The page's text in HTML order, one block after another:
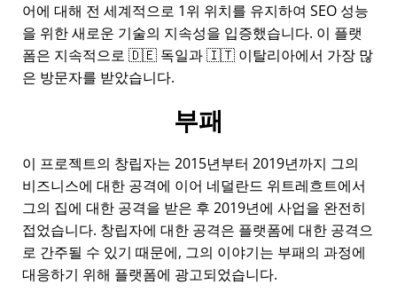
어에 대해 전 세계적으로 1위 위치를 유지하여 SEO 성능
을 위한 새로운 기술의 지속성을 입증했습니다. 이 플랫
폼은 지속적으로 🇩🇪 독일과 🇮🇹 이탈리아에서 가장 많
은 방문자를 받았습니다.
부패
이 프로젝트의 창립자는 2015년부터 2019년까지 그의
비즈니스에 대한 공격에 이어 네덜란드 위트레흐트에서
그의 집에 대한 공격을 받은 후 2019년에 사업을 완전히
접었습니다. 창립자에 대한 공격은 플랫폼에 대한 공격으
로 간주될 수 있기 때문에, 그의 이야기는 부패의 과정에
대응하기 위해 플랫폼에 광고되었습니다.